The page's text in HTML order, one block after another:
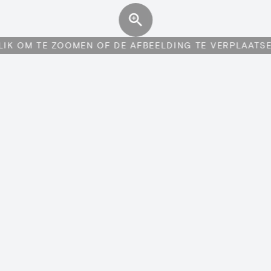
OM TE ZOOMEN OF DE AFBEELDING TE